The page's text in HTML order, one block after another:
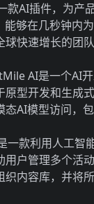
款AI插件，为产
能够在几秒钟内
球快速增长的团
AI是一个AI
原型开发和生成
态AI模型访问，
一款利用人工智
户管理多个活
织内容库，并将